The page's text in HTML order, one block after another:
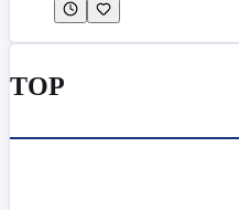
TOP